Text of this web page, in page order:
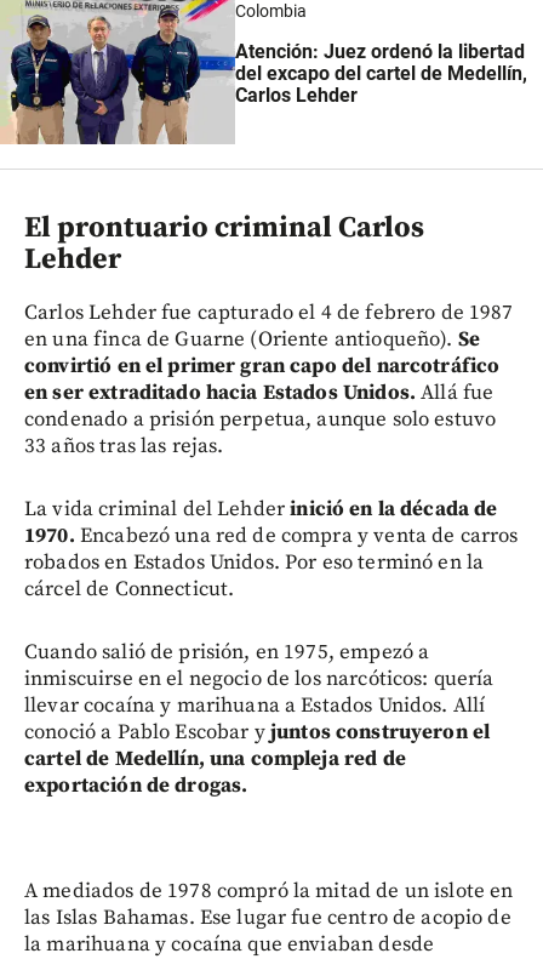
Colombia
Atención: Juez ordenó la libertad
del excapo del cartel de Medellín,
Carlos Lehder
El prontuario criminal Carlos
Lehder
Carlos Lehder fue capturado el 4 de febrero de 1987
en una finca de Guarne (Oriente antioqueño). Se
convirtió en el primer gran capo del narcotráfico
en ser extraditado hacia Estados Unidos. Allá fue
condenado a prisión perpetua, aunque solo estuvo
33 años tras las rejas.
La vida criminal del Lehderinició en la década de
1970. Encabezó una red de compra y venta de carros
robados en Estados Unidos. Por eso terminó en la
cárcel de Connecticut.
Cuando salió de prisión, en 1975, empezó a
inmiscuirse en el negocio de los narcóticos: quería
llevar cocaína y marihuana a Estados Unidos. Allí
conoció a Pablo Escobar yjuntos construyeron el
cartel de Medellín, una compleja red de
exportación de drogas.
A mediados de 1978 compró la mitad de un islote en
las Islas Bahamas. Ese lugar fue centro de acopio de
la marihuana y cocaína que enviaban desde